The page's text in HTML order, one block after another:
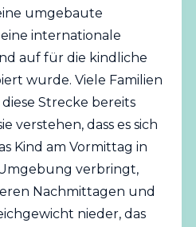
umgebaute
internationale
auf für die kindliche
wurde. Viele Familien
Strecke bereits
verstehen, dass es sich
Kind am Vormittag in
verbringt,
Nachmittagen und
nieder, das